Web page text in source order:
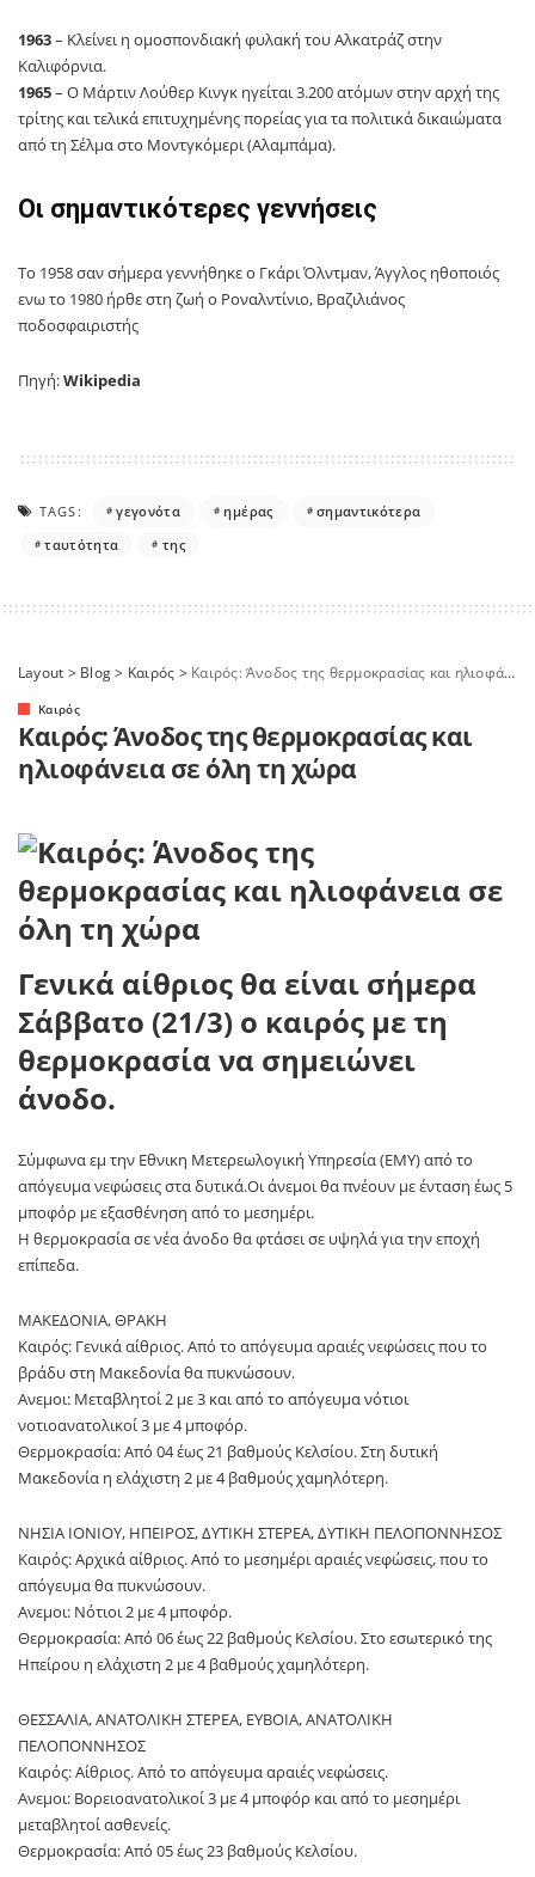
1963– Κλείνει η ομοσπονδιακή φυλακή του Αλκατράζ στην
Καλιφόρνια.
1965– Ο Μάρτιν Λούθερ Κινγκ ηγείται 3.200 ατόμων στην αρχή της
τρίτης και τελικά επιτυχημένης πορείας για τα πολιτικά δικαιώματα
από τη Σέλμα στο Μοντγκόμερι (Αλαμπάμα).
Οι σημαντικότερες γεννήσεις
Το 1958 σαν σήμερα γεννήθηκε ο Γκάρι Όλντμαν, Άγγλος ηθοποιός
ενω το 1980 ήρθε στη ζωή ο Ροναλντίνιο, Βραζιλιάνος
ποδοσφαιριστής
Πηγή:Wikipedia
TAGS: γεγονότα ημέρας
σημαντικότερα
ταυτότητα
της
Layout > Blog> Καιρός > Καιρός: Άνοδος της θερμοκρασίας και ηλιοφάνεια σε όλη τη χώρα
Καιρός
Καιρός: Άνοδος της θερμοκρασίας και
ηλιοφάνεια σε όλη τη χώρα
Γενικά αίθριος θα είναι σήμερα
Σάββατο (21/3) ο καιρός με τη
θερμοκρασία να σημειώνει
άνοδο.
Σύμφωνα εμ την Εθνικη Μετερεωλογική Υπηρεσία (ΕΜΥ) από το
απόγευμα νεφώσεις στα δυτικά.Οι άνεμοι θα πνέουν με ένταση έως 5
μποφόρ με εξασθένηση από το μεσημέρι.
Η θερμοκρασία σε νέα άνοδο θα φτάσει σε υψηλά για την εποχή
επίπεδα.
ΜΑΚΕΔΟΝΙΑ, ΘΡΑΚΗ
Καιρός: Γενικά αίθριος. Από το απόγευμα αραιές νεφώσεις που το
βράδυ στη Μακεδονία θα πυκνώσουν.
Ανεμοι: Μεταβλητοί 2 με 3 και από το απόγευμα νότιοι
νοτιοανατολικοί 3 με 4 μποφόρ.
Θερμοκρασία: Από 04 έως 21 βαθμούς Κελσίου. Στη δυτική
Μακεδονία η ελάχιστη 2 με 4 βαθμούς χαμηλότερη.
ΝΗΣΙΑ ΙΟΝΙΟΥ, ΗΠΕΙΡΟΣ, ΔΥΤΙΚΗ ΣΤΕΡΕΑ, ΔΥΤΙΚΗ ΠΕΛΟΠΟΝΝΗΣΟΣ
Καιρός: Αρχικά αίθριος. Από το μεσημέρι αραιές νεφώσεις, που το
απόγευμα θα πυκνώσουν.
Ανεμοι: Νότιοι 2 με 4 μποφόρ.
Θερμοκρασία: Από 06 έως 22 βαθμούς Κελσίου. Στο εσωτερικό της
Ηπείρου η ελάχιστη 2 με 4 βαθμούς χαμηλότερη.
ΘΕΣΣΑΛΙΑ, ΑΝΑΤΟΛΙΚΗ ΣΤΕΡΕΑ, ΕΥΒΟΙΑ, ΑΝΑΤΟΛΙΚΗ
ΠΕΛΟΠΟΝΝΗΣΟΣ
Καιρός: Αίθριος. Από το απόγευμα αραιές νεφώσεις.
Ανεμοι: Βορειοανατολικοί 3 με 4 μποφόρ και από το μεσημέρι
μεταβλητοί ασθενείς.
Θερμοκρασία: Από 05 έως 23 βαθμούς Κελσίου.